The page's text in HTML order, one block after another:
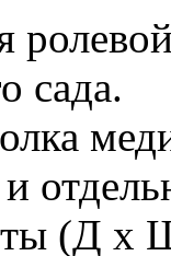
сада.
(Д х